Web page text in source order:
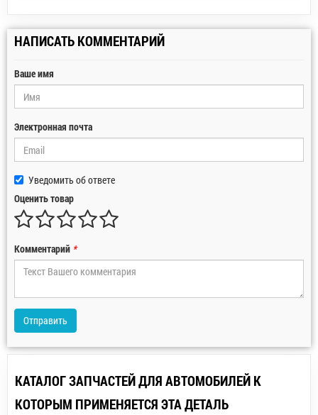
НАПИСАТЬ КОММЕНТАРИЙ
Ваше имя
Электронная почта
Уведомить об ответе
Оценить товар
Комментарий *
Отправить
КАТАЛОГ ЗАПЧАСТЕЙ ДЛЯ АВТОМОБИЛЕЙ К
КОТОРЫМ ПРИМЕНЯЕТСЯ ЭТА ДЕТАЛЬ